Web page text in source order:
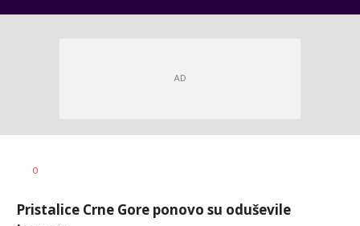
AUTOR
0
Pristalice Crne Gore ponovo su oduševile